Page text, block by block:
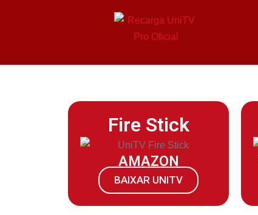
Fire Stick
AMAZON
BAIXAR UNITV